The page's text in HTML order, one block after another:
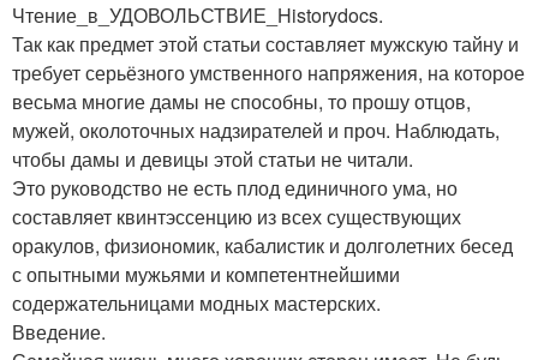
Чтение_в_УДОВОЛЬСТВИЕ_Historydocs.
Так как предмет этой статьи составляет мужскую тайну и
требует серьёзного умственного напряжения, на которое
весьма многие дамы не способны, то прошу отцов,
мужей, околоточных надзирателей и проч. Наблюдать,
чтобы дамы и девицы этой статьи не читали.
Это руководство не есть плод единичного ума, но
составляет квинтэссенцию из всех существующих
оракулов, физиономик, кабалистик и долголетних бесед
с опытными мужьями и компетентнейшими
содержательницами модных мастерских.
Введение.